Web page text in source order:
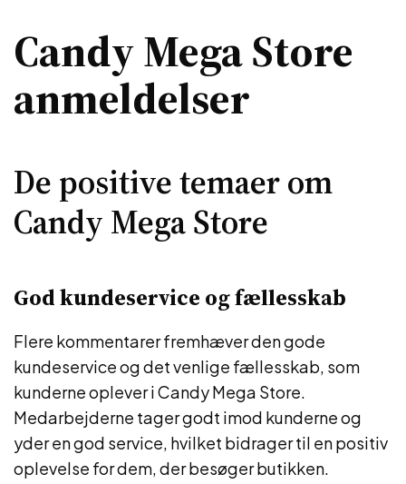
Candy Mega Store
anmeldelser
De positive temaer om
Candy Mega Store
God kundeservice og fællesskab
Flere kommentarer fremhæver den gode
kundeservice og det venlige fællesskab, som
kunderne oplever i Candy Mega Store.
Medarbejderne tager godt imod kunderne og
yder en god service, hvilket bidrager til en positiv
oplevelse for dem, der besøger butikken.